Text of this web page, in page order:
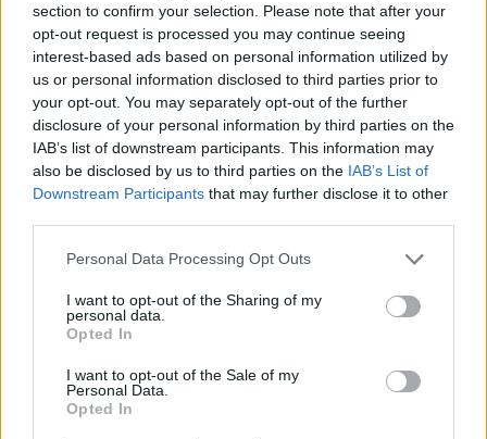
section to confirm your selection. Please note that after your
opt-out request is processed you may continue seeing
interest-based ads based on personal information utilized by
us or personal information disclosed to third parties prior to
your opt-out. You may separately opt-out of the further
disclosure of your personal information by third parties on the
IAB’s list of downstream participants. This information may
also be disclosed by us to third parties on the IAB’s List of
Downstream Participants that may further disclose it to other
Personal Data Processing Opt Outs
I want to opt-out of the Sharing of my
personal data.
Opted In
I want to opt-out of the Sale of my
Personal Data.
Opted In
Aktualijos
Ant tako - dviratininkų ir
pėsčiųjų karas dėl
kiekvieno centimetro(10)
Lietuva
Ketvirtadienį bus
palaidota pirmoji
nepriklausomos Lietuvos
premjerė Prunskienė